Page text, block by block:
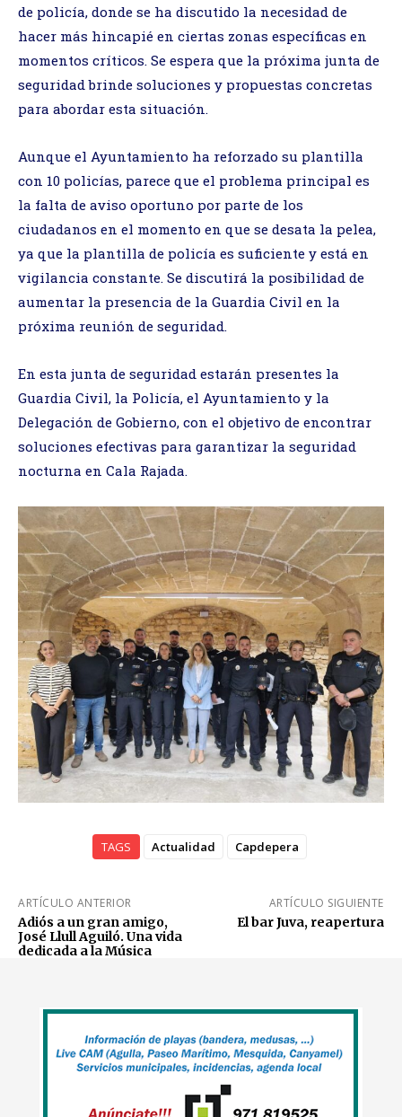
de policía, donde se ha discutido la necesidad de
hacer más hincapié en ciertas zonas específicas en
momentos críticos. Se espera que la próxima junta de
seguridad brinde soluciones y propuestas concretas
para abordar esta situación.
Aunque el Ayuntamiento ha reforzado su plantilla
con 10 policías, parece que el problema principal es
la falta de aviso oportuno por parte de los
ciudadanos en el momento en que se desata la pelea,
ya que la plantilla de policía es suficiente y está en
vigilancia constante. Se discutirá la posibilidad de
aumentar la presencia de la Guardia Civil en la
próxima reunión de seguridad.
En esta junta de seguridad estarán presentes la
Guardia Civil, la Policía, el Ayuntamiento y la
Delegación de Gobierno, con el objetivo de encontrar
soluciones efectivas para garantizar la seguridad
nocturna en Cala Rajada.
TAGS Actualidad Capdepera
ARTÍCULO ANTERIOR
Adiós a un gran amigo,
José Llull Aguiló. Una vida
dedicada a la Música
ARTÍCULO SIGUIENTE
El bar Juva, reapertura